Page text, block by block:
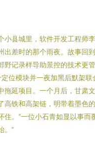
小县城里，软件开发工程师
出差时的那个雨夜。故事回
野记录样导助景控的技术更
位模块并一夜加黑后默架
拖延项目。一个月后，甘肃
高铁和高架链，明带着墨色
住。”一位小石青如显以事
。”